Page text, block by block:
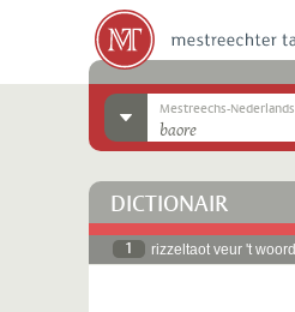
Mestreechs-Nederlands
DICTIONAIR
1 rizzeltaot veur 't woord